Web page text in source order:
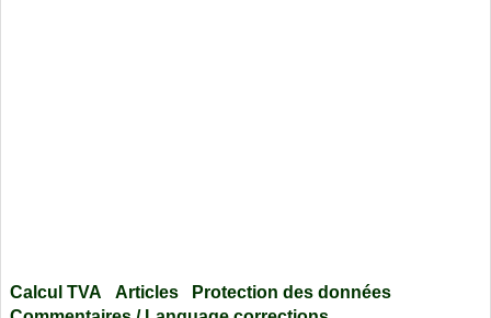
Calcul TVA Articles
Protection des données